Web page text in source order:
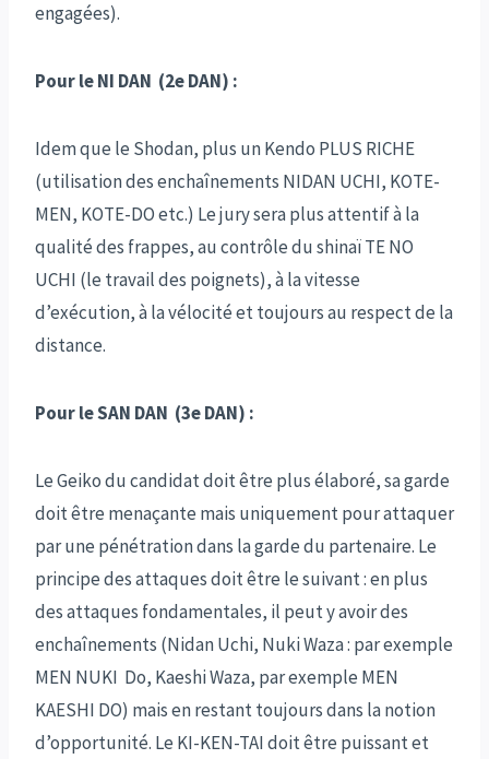
engagées).
Pour le NI DAN (2e DAN) :
Idem que le Shodan, plus un Kendo PLUS RICHE
(utilisation des enchaînements NIDAN UCHI, KOTE-
MEN, KOTE-DO etc.) Le jury sera plus attentif à la
qualité des frappes, au contrôle du shinaï TE NO
UCHI (le travail des poignets), à la vitesse
d’exécution, à la vélocité et toujours au respect de la
distance.
Pour le SAN DAN (3e DAN) :
Le Geiko du candidat doit être plus élaboré, sa garde
doit être menaçante mais uniquement pour attaquer
par une pénétration dans la garde du partenaire. Le
principe des attaques doit être le suivant : en plus
des attaques fondamentales, il peut y avoir des
enchaînements (Nidan Uchi, Nuki Waza : par exemple
MEN NUKI Do, Kaeshi Waza, par exemple MEN
KAESHI DO) mais en restant toujours dans la notion
d’opportunité. Le KI-KEN-TAI doit être puissant et